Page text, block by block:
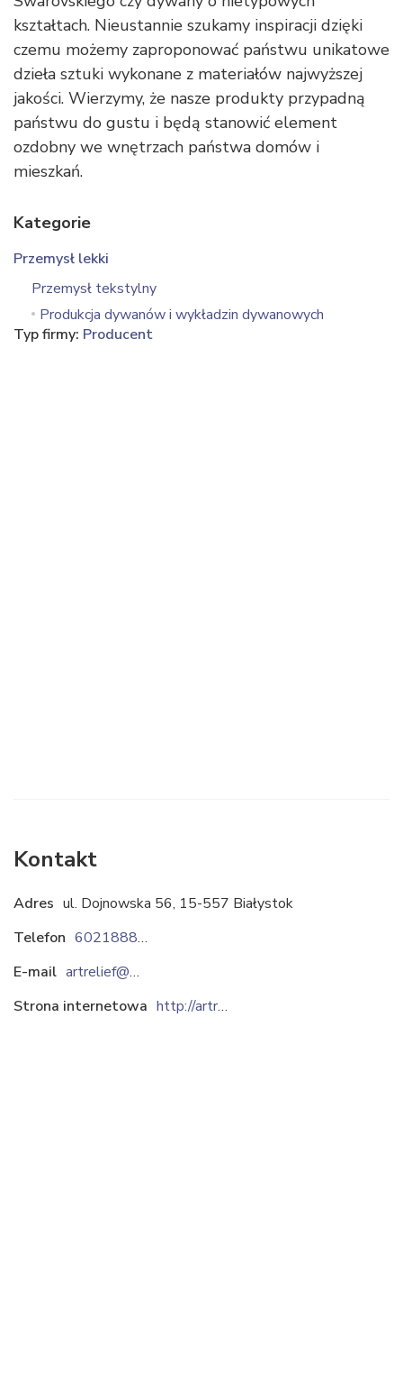
kształtach. Nieustannie szukamy inspiracji dzięki
czemu możemy zaproponować państwu unikatowe
dzieła sztuki wykonane z materiałów najwyższej
jakości. Wierzymy, że nasze produkty przypadną
państwu do gustu i będą stanowić element
ozdobny we wnętrzach państwa domów i
mieszkań.
Kategorie
Przemysł lekki
Przemysł tekstylny
Produkcja dywanów i wykładzin dywanowych
Typ firmy: Producent
Kontakt
Adres ul. Dojnowska 56, 15-557 Białystok
Telefon
602188830
E-mail
artrelief@artrelief.pl
Strona internetowa
http://artrelief.pl